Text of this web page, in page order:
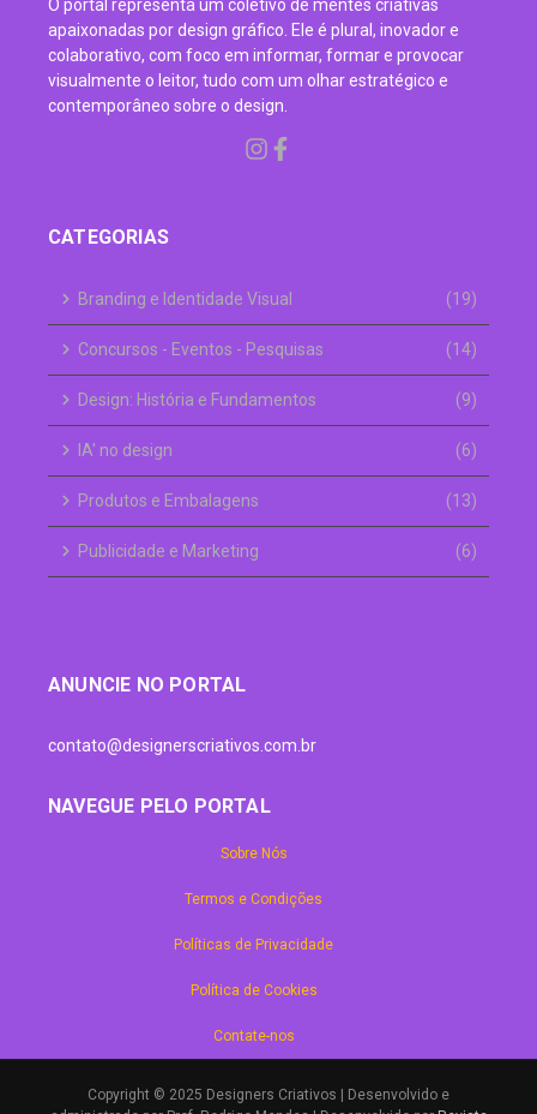
O portal representa um coletivo de mentes criativas
apaixonadas por design gráfico. Ele é plural, inovador e
colaborativo, com foco em informar, formar e provocar
visualmente o leitor, tudo com um olhar estratégico e
contemporâneo sobre o design.
CATEGORIAS
Branding e Identidade Visual (19)
Concursos - Eventos - Pesquisas (14)
Design: História e Fundamentos (9)
IA' no design (6)
Produtos e Embalagens (13)
Publicidade e Marketing (6)
ANUNCIE NO PORTAL
contato@designerscriativos.com.br
NAVEGUE PELO PORTAL
Sobre Nós
Termos e Condições
Políticas de Privacidade
Política de Cookies
Contate-nos
Copyright © 2025 Designers Criativos | Desenvolvido e